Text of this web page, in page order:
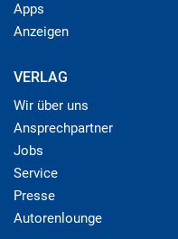
Apps
Anzeigen
VERLAG
Wir über uns
Ansprechpartner
Jobs
Service
Presse
Autorenlounge